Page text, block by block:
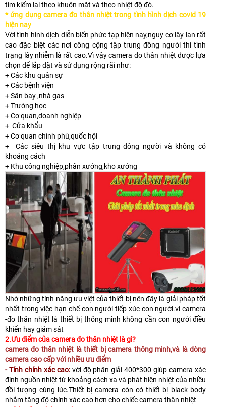
tìm kiếm lại theo khuôn mặt và theo nhiệt độ đó.
* ứng dụng camera đo thân nhiệt trong tình hình dịch covid 19
hiện nay
Với tình hình dịch diễn biến phức tạp hiện nay,nguy cơ lây lan rất
cao đặc biệt các nơi công cộng tập trung đông người thì tình
trạng lây nhiễm là rất cao.Vì vậy camera đo thân nhiệt được lựa
chọn để lắp đặt và sử dụng rộng rãi như:
+ Các khu quân sự
+ Các bệnh viện
+ Sân bay ,nhà gas
+ Trường học
+ Cơ quan,doanh nghiệp
+ Cửa khẩu
+ Cơ quan chính phù,quốc hội
+ Các siêu thị khu vực tập trung đông người và không có
khoảng cách
+ Khu công nghiệp,phân xưởng,kho xưởng
Nhờ những tính năng ưu việt của thiết bị nên đây là giải pháp tốt
nhất trong việc hạn chế con người tiếp xúc con người.vì camera
-đo thân nhiệt là thiết bị thông minh không cần con người điều
khiển hay giám sát
2.Ưu điểm của camera đo thân nhiệt là gì?
camera đo thân nhiệt là thiết bị camera thông minh,và là dòng
camera cao cấp với nhiều ưu điểm
- Tính chính xác cao: với độ phân giải 400*300 giúp camera xác
định nguồn nhiệt từ khoảng cách xa và phát hiện nhiệt của nhiều
đồi tượng cùng lúc.Thiết bị camera còn có thiết bị black body
nhằm tăng độ chính xác cao hơn cho chiếc camera thân nhiệt